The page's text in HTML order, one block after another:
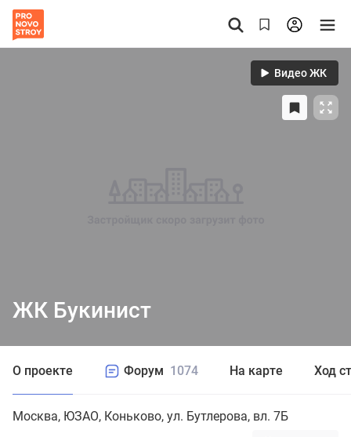
О проекте Форум 1074 На карте Ход
Москва ЮЗАО Коньково ул. Бутлерова, вл. 7Б
Видео ЖК
ЖК Букинист